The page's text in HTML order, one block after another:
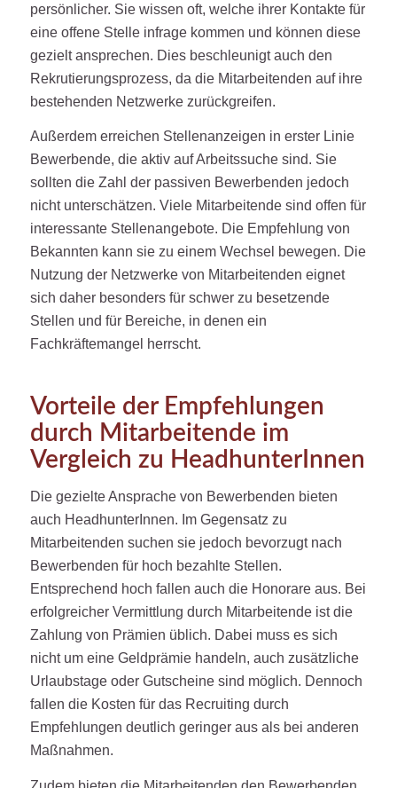
persönlicher. Sie wissen oft, welche ihrer Kontakte für
eine offene Stelle infrage kommen und können diese
gezielt ansprechen. Dies beschleunigt auch den
Rekrutierungsprozess, da die Mitarbeitenden auf ihre
bestehenden Netzwerke zurückgreifen.
Außerdem erreichen Stellenanzeigen in erster Linie
Bewerbende, die aktiv auf Arbeitssuche sind. Sie
sollten die Zahl der passiven Bewerbenden jedoch
nicht unterschätzen. Viele Mitarbeitende sind offen für
interessante Stellenangebote. Die Empfehlung von
Bekannten kann sie zu einem Wechsel bewegen. Die
Nutzung der Netzwerke von Mitarbeitenden eignet
sich daher besonders für schwer zu besetzende
Stellen und für Bereiche, in denen ein
Fachkräftemangel herrscht.
Vorteile der Empfehlungen
durch Mitarbeitende im
Vergleich zu HeadhunterInnen
Die gezielte Ansprache von Bewerbenden bieten
auch HeadhunterInnen. Im Gegensatz zu
Mitarbeitenden suchen sie jedoch bevorzugt nach
Bewerbenden für hoch bezahlte Stellen.
Entsprechend hoch fallen auch die Honorare aus. Bei
erfolgreicher Vermittlung durch Mitarbeitende ist die
Zahlung von Prämien üblich. Dabei muss es sich
nicht um eine Geldprämie handeln, auch zusätzliche
Urlaubstage oder Gutscheine sind möglich. Dennoch
fallen die Kosten für das Recruiting durch
Empfehlungen deutlich geringer aus als bei anderen
Maßnahmen.